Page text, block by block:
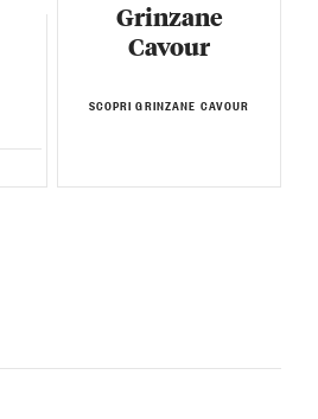
Grinzane
Cavour
SCOPRI GRINZANE CAVOUR